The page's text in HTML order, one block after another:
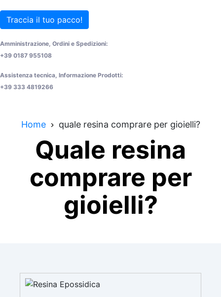
Traccia il tuo pacco!
Amministrazione, Ordini e Spedizioni:
+39 0187 955108
Assistenza tecnica, Informazione Prodotti:
+39 333 4819266
Home quale resina comprare per gioielli?
Quale resina
comprare per
gioielli?